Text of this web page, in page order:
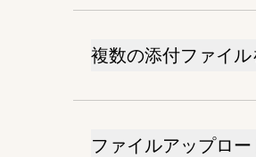
複数の添付ファイ
ファイルアップロ